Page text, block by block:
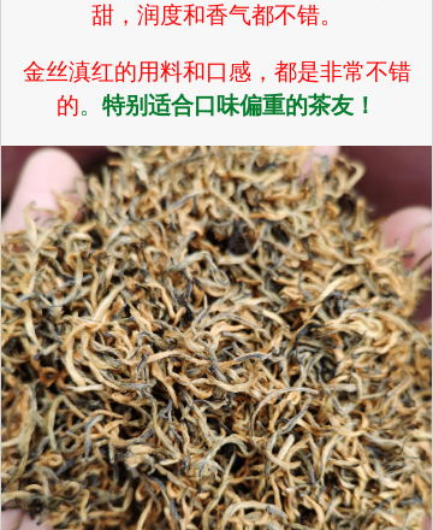
甜，润度和香气都不错。
金丝滇红的用料和口感，都是非常不错
的。 特别适合口味偏重的茶友！